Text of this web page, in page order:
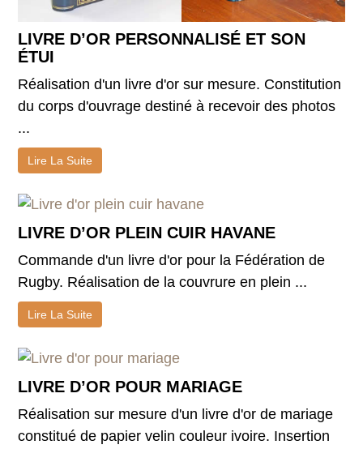
LIVRE D’OR PERSONNALISÉ ET SON
ÉTUI
Réalisation d'un livre d'or sur mesure. Constitution
du corps d'ouvrage destiné à recevoir des photos
...
Lire La Suite
LIVRE D’OR PLEIN CUIR HAVANE
Commande d'un livre d'or pour la Fédération de
Rugby. Réalisation de la couvrure en plein ...
Lire La Suite
LIVRE D’OR POUR MARIAGE
Réalisation sur mesure d'un livre d'or de mariage
constitué de papier velin couleur ivoire. Insertion